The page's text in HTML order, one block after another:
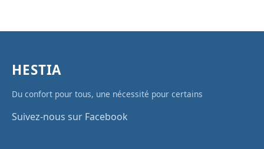
HESTIA
Du confort pour tous, une nécessité pour certains
Suivez-nous sur Facebook